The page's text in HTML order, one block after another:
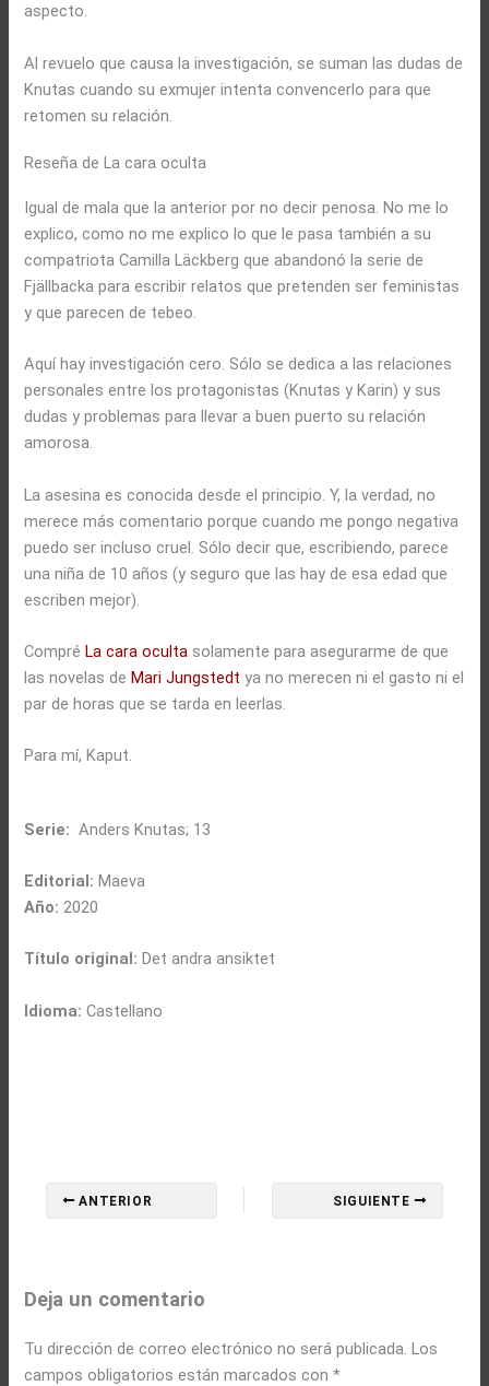
aspecto.
Al revuelo que causa la investigación, se suman las dudas de
Knutas cuando su exmujer intenta convencerlo para que
retomen su relación.
Reseña de La cara oculta
Igual de mala que la anterior por no decir penosa. No me lo
explico, como no me explico lo que le pasa también a su
compatriota Camilla Läckberg que abandonó la serie de
Fjällbacka para escribir relatos que pretenden ser feministas
y que parecen de tebeo.
Aquí hay investigación cero. Sólo se dedica a las relaciones
personales entre los protagonistas (Knutas y Karin) y sus
dudas y problemas para llevar a buen puerto su relación
amorosa.
La asesina es conocida desde el principio. Y, la verdad, no
merece más comentario porque cuando me pongo negativa
puedo ser incluso cruel. Sólo decir que, escribiendo, parece
una niña de 10 años (y seguro que las hay de esa edad que
escriben mejor).
CompréLa cara oculta solamente para asegurarme de que
las novelas deMari Jungstedt ya no merecen ni el gasto ni el
par de horas que se tarda en leerlas.
Para mí, Kaput.
Serie: Anders Knutas; 13
Editorial: Maeva
Año: 2020
Título original: Det andra ansiktet
Idioma: Castellano
ANTERIOR SIGUIENTE
Deja un comentario
Tu dirección de correo electrónico no será publicada. Los
campos obligatorios están marcados con*